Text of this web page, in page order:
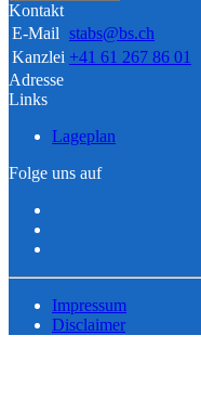
Kontakt
E-Mail stabs@bs.ch
Kanzlei +41 61 267 86 01
Adresse
Links
Lageplan
Folge uns auf
Impressum
Disclaimer